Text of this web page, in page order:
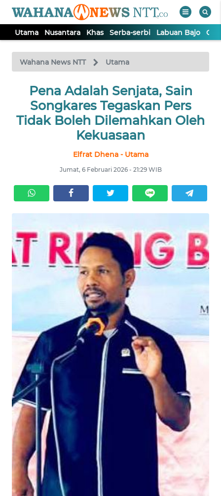
Utama Nusantara Khas Serba-serbi Labuan Bajo
Wahana News NTT Utama
Pena Adalah Senjata, Sain
Songkares Tegaskan Pers
Tidak Boleh Dilemahkan Oleh
Kekuasaan
Elfrat Dhena - Utama
Jumat, 6 Februari 2026 - 21:29 WIB
TV
Tutup
UTAMA
NUSANTARA
SERBI
LABUAN
OPINI
KONTAK
INFO
IKLAN
TENTANG
KAMI
PEDOMAN
MEDIA
SIBER
REDAKSI